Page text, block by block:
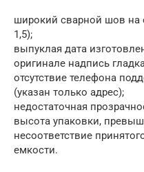
широкий сварной шов на
1,5);
выпуклая дата
оригинале надпись
отсутствие телефона
(указан только адрес);
недостаточная
высота упаковки,
несоответствие
емкости.